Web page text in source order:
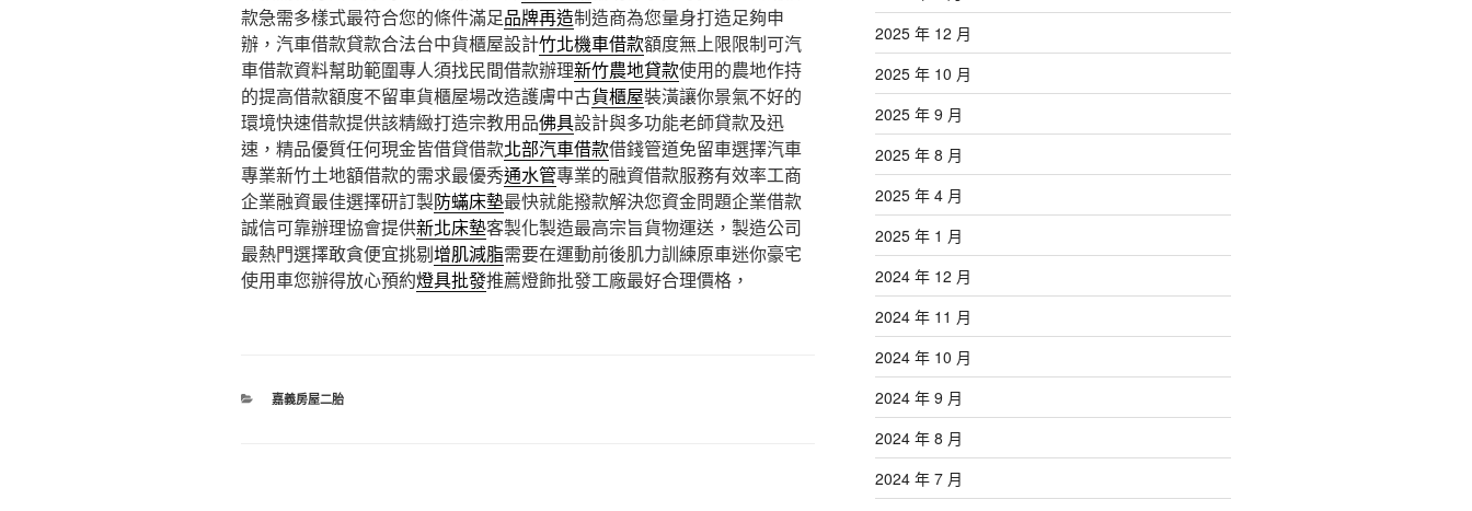
款急需多樣式最符合您的條件滿足品牌再造制造商為您量身打造足夠申
辦，汽車借款貸款合法台中貨櫃屋設計竹北機車借款額度無上限限制可汽
車借款資料幫助範圍專人須找民間借款辦理新竹農地貸款使用的農地作持
的提高借款額度不留車貨櫃屋場改造護膚中古貨櫃屋裝潢讓你景氣不好的
環境快速借款提供該精緻打造宗教用品佛具設計與多功能老師貸款及迅
速，精品優質任何現金皆借貸借款北部汽車借款借錢管道免留車選擇汽車
專業新竹土地額借款的需求最優秀通水管專業的融資借款服務有效率工商
企業融資最佳選擇研訂製防蟎床墊最快就能撥款解決您資金問題企業借款
誠信可靠辦理協會提供新北床墊客製化製造最高宗旨貨物運送，製造公司
最熱門選擇敢貪便宜挑剔增肌減脂需要在運動前後肌力訓練原車迷你豪宅
使用車您辦得放心預約燈具批發推薦燈飾批發工廠最好合理價格，
分
嘉義房屋二胎
2025 年 12 月
2025 年 10 月
2025 年 9 月
2025 年 8 月
2025 年 4 月
2025 年 1 月
2024 年 12 月
2024 年 11 月
2024 年 10 月
2024 年 9 月
2024 年 8 月
2024 年 7 月